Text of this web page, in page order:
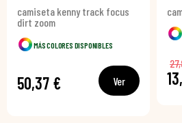
camiseta kenny track focus
dirt zoom
MÁS COLORES DISPONIBLES
50,37 € Ver